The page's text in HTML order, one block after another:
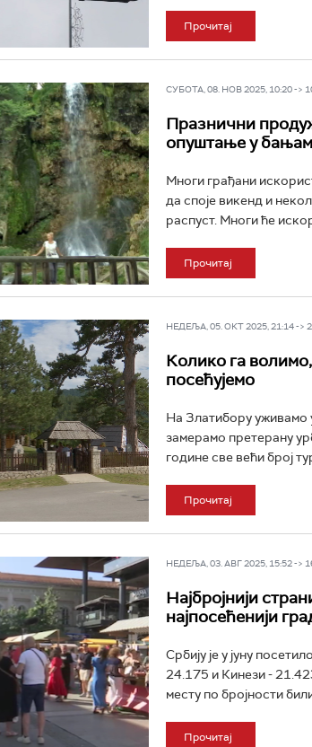
Прочитај
СУБОТА, 08. НОВ 2025, 10:20 ->
Празнични
опуштање у
Многи грађани
да споје викенд и
распуст. Многи ће
Прочитај
НЕДЕЉА, 05. ОКТ 2025, 21:14 ->
Колико га
посећујемо
На Златибору уживамо
замерамо претерану
године све већи број
Прочитај
НЕДЕЉА, 03. АВГ 2025, 15:52 ->
Најбројнији
најпосећенији
Србију је у јуну
24.175 и Кинези -
месту по бројности
Прочитај